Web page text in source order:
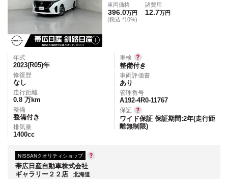
車両価格
396.0万円
(税込 *10%)
諸費用
12.7万円
年式
2023(R05)年
修復歴
なし
走行距離
0.8 万km
整備
整備付き
排気量
1400cc
車検
整備付き
車両評価書
あり
管理番号
A192-4R0-11767
保証
ワイド保証 保証期間:2年(走行距
離無制限)
NISSANクオリティショップ
帯広日産自動車株式会社
ギャラリー２２店
北海道